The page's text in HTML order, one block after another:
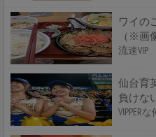
ワイの
（※画
流速VIP
仙台育
負けな
VIPPERな